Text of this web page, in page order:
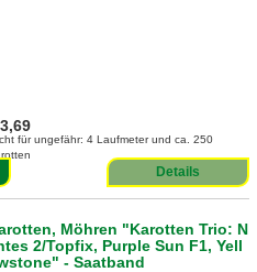
für ungefähr: 4 Laufmeter und ca. 250
Details
Möhren "Karotten Trio: N
2/Topfix, Purple Sun F1, Yell
- Saatband